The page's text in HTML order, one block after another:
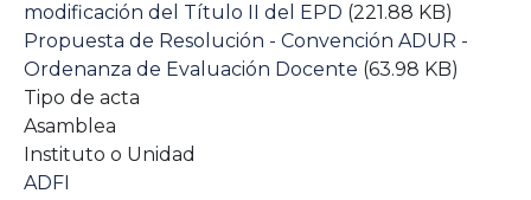
modificación del Título II del EPD (221.88 KB)
Propuesta de Resolución - Convención ADUR -
Ordenanza de Evaluación Docente (63.98 KB)
Tipo de acta
Asamblea
Instituto o Unidad
ADFI